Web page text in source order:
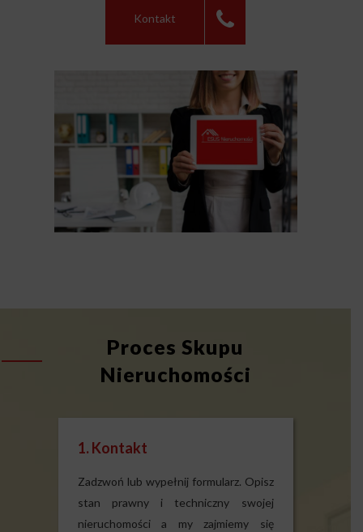
Kontakt
Proces Skupu
Nieruchomości
1. Kontakt
Zadzwoń lub wypełnij formularz. Opisz
stan prawny i techniczny swojej
nieruchomości a my zajmiemy się